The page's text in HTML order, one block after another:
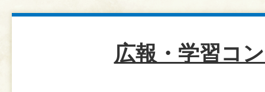
広報・学習コ